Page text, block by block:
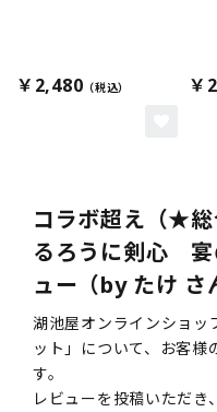
￥2,480 ￥
コラボ超え（★総
るろうに剣心 宴
ュー（by たけ さ
湖池屋オンラインショ
ット」について、お客様
す。
レビューを投稿いただき